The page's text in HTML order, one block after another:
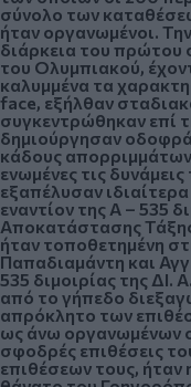
σύνολο των
ήταν οργανωμένοι.
διάρκεια του πρώτου
του Ολυμπιακού,
καλυμμένα τα
face, εξήλθαν
συγκεντρώθηκαν επί
δημιούργησαν
κάδους
ενωμένες τις
εξαπέλυσαν
εναντίον της Α – 535
Αποκατάστασης
ήταν τοποθετημένη
Παπαδιαμάντη και
535 διμοιρίας της
από το γήπεδο
απρόκλητο των
ως άνω οργανωμένων
σφοδρές επιθέσεις
επιθέσεων τους,